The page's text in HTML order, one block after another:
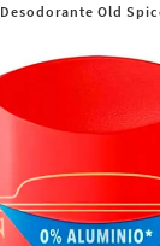
Desodorante Old